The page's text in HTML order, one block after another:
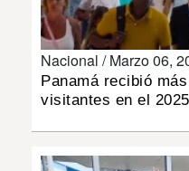
SHOW
DEPORTES
INSÓLITAS
Nacional /Marzo 06,
Panamá recibió
visitantes en el 2025